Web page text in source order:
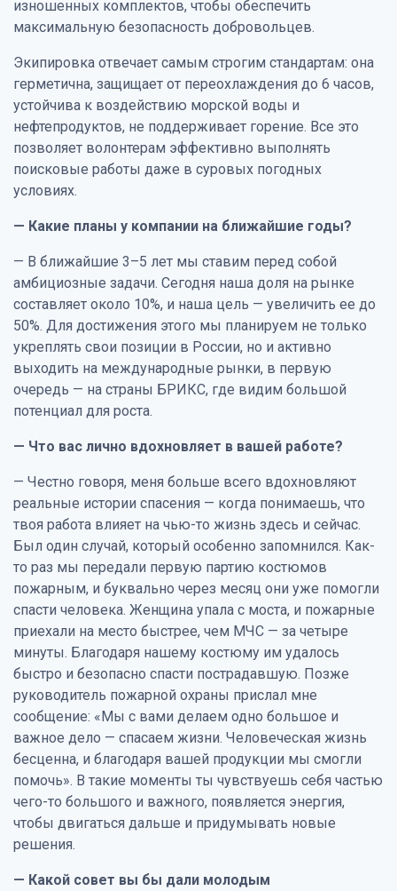
изношенных комплектов, чтобы обеспечить
максимальную безопасность добровольцев.
Экипировка отвечает самым строгим стандартам: она
герметична, защищает от переохлаждения до 6 часов,
устойчива к воздействию морской воды и
нефтепродуктов, не поддерживает горение. Все это
позволяет волонтерам эффективно выполнять
поисковые работы даже в суровых погодных
условиях.
— Какие планы у компании на ближайшие годы?
— В ближайшие 3–5 лет мы ставим перед собой
амбициозные задачи. Сегодня наша доля на рынке
составляет около 10%, и наша цель — увеличить ее до
50%. Для достижения этого мы планируем не только
укреплять свои позиции в России, но и активно
выходить на международные рынки, в первую
очередь — на страны БРИКС, где видим большой
потенциал для роста.
— Что вас лично вдохновляет в вашей работе?
— Честно говоря, меня больше всего вдохновляют
реальные истории спасения — когда понимаешь, что
твоя работа влияет на чью-то жизнь здесь и сейчас.
Был один случай, который особенно запомнился. Как-
то раз мы передали первую партию костюмов
пожарным, и буквально через месяц они уже помогли
спасти человека. Женщина упала с моста, и пожарные
приехали на место быстрее, чем МЧС — за четыре
минуты. Благодаря нашему костюму им удалось
быстро и безопасно спасти пострадавшую. Позже
руководитель пожарной охраны прислал мне
сообщение: «Мы с вами делаем одно большое и
важное дело — спасаем жизни. Человеческая жизнь
бесценна, и благодаря вашей продукции мы смогли
помочь». В такие моменты ты чувствуешь себя частью
чего-то большого и важного, появляется энергия,
чтобы двигаться дальше и придумывать новые
решения.
— Какой совет вы бы дали молодым